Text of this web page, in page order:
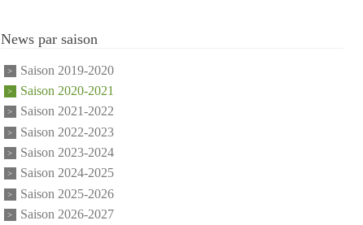
News par saison
Saison 2019-2020
Saison 2020-2021
Saison 2021-2022
Saison 2022-2023
Saison 2023-2024
Saison 2024-2025
Saison 2025-2026
Saison 2026-2027